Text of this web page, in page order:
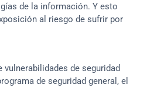
de la información. Y esto
al riesgo de sufrir por
de seguridad
de seguridad general, el